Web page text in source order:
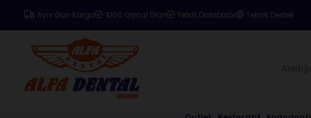
Aynı Gün Kargo %100 Orjinal Ürün Yetkili Distribütör Teknik Destek